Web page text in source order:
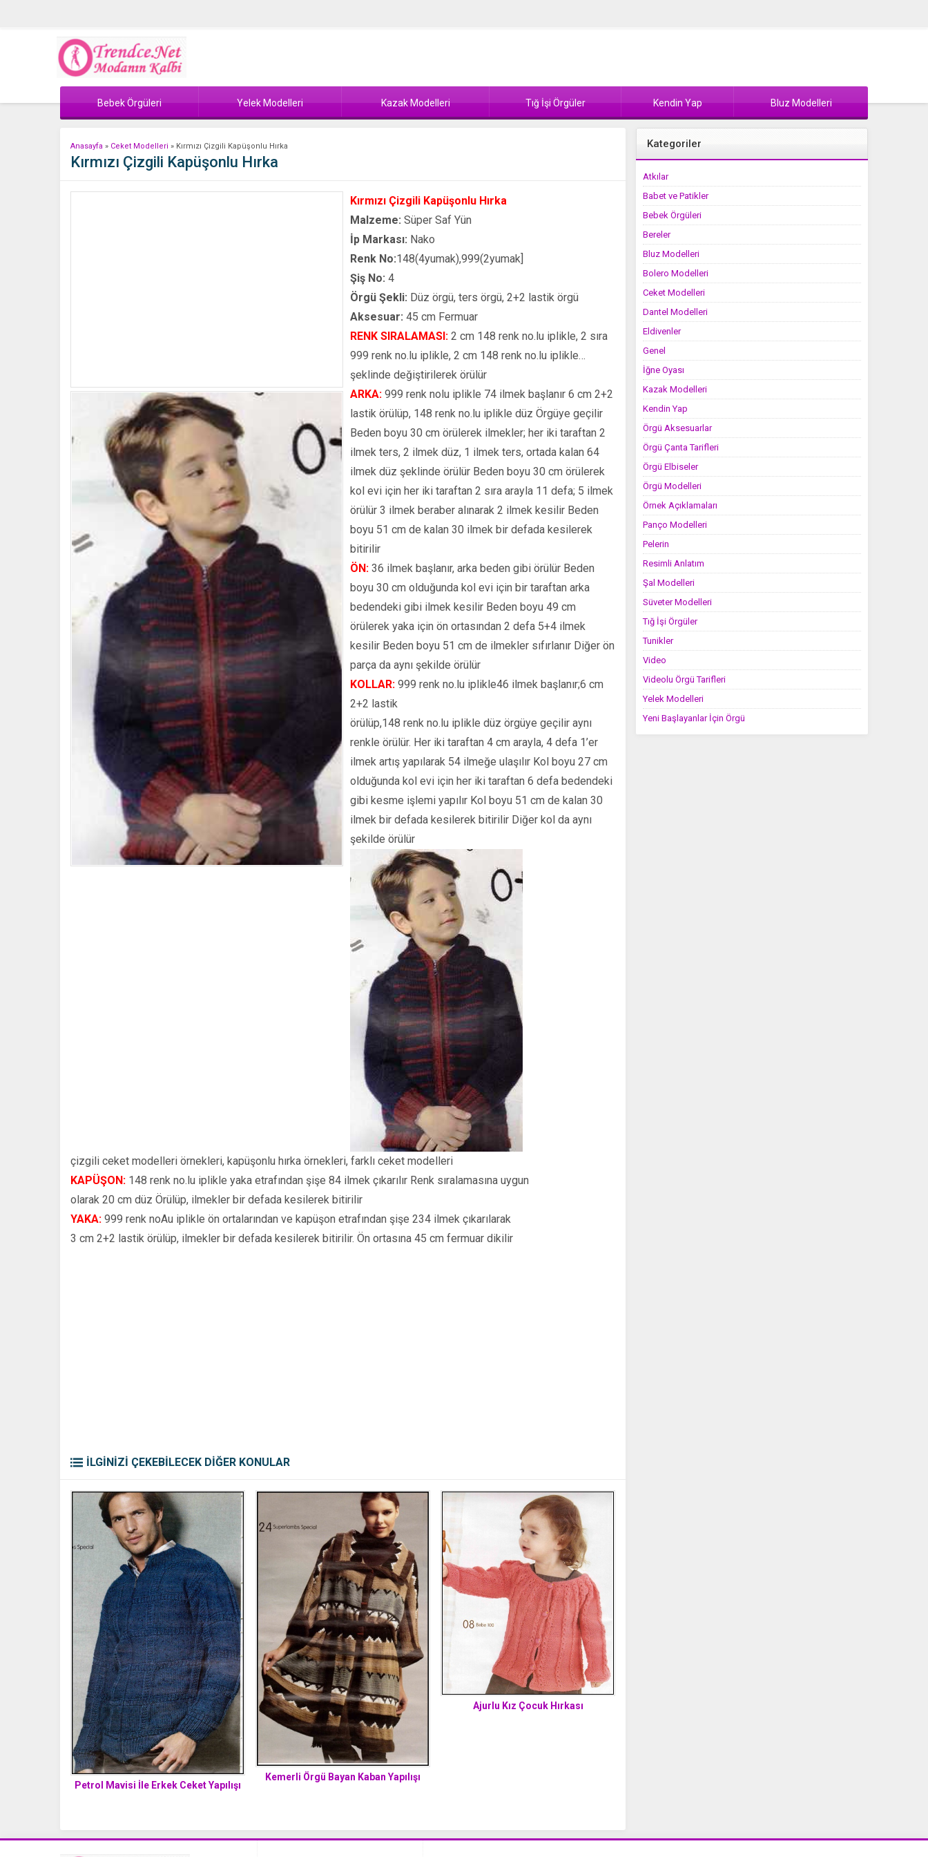
Bebek Örgüleri Yelek Modelleri Kazak Modelleri Tığ İşi Örgüler Kendin Yap Bluz Modelleri
Anasayfa » Ceket Modelleri » Kırmızı Çizgili Kapüşonlu Hırka
Kırmızı Çizgili Kapüşonlu Hırka
Kırmızı Çizgili Kapüşonlu Hırka
Malzeme: Süper Saf Yün
İp Markası: Nako
Renk No:148(4yumak),999(2yumak]
Şiş No: 4
Örgü Şekli: Düz örgü, ters örgü, 2+2 lastik örgü
Aksesuar: 45 cm Fermuar
RENK SIRALAMASI:2 cm 148 renk no.lu iplikle, 2 sıra
999 renk no.lu iplikle, 2 cm 148 renk no.lu iplikle…
şeklinde değiştirilerek örülür
ARKA:999 renk nolu iplikle 74 ilmek başlanır 6 cm 2+2
lastik örülüp, 148 renk no.lu iplikle düz Örgüye geçilir
Beden boyu 30 cm örülerek ilmekler; her iki taraftan 2
ilmek ters, 2 ilmek düz, 1 ilmek ters, ortada kalan 64
ilmek düz şeklinde örülür Beden boyu 30 cm örülerek
kol evi için her iki taraftan 2 sıra arayla 11 defa; 5 ilmek
örülür 3 ilmek beraber alınarak 2 ilmek kesilir Beden
boyu 51 cm de kalan 30 ilmek bir defada kesilerek
bitirilir
ÖN: 36 ilmek başlanır, arka beden gibi örülür Beden
boyu 30 cm olduğunda kol evi için bir taraftan arka
bedendeki gibi ilmek kesilir Beden boyu 49 cm
örülerek yaka için ön ortasından 2 defa 5+4 ilmek
kesilir Beden boyu 51 cm de ilmekler sıfırlanır Diğer ön
parça da aynı şekilde örülür
KOLLAR:999 renk no.lu iplikle46 ilmek başlanır;6 cm
2+2 lastik
örülüp,148 renk no.lu iplikle düz örgüye geçilir aynı
renkle örülür. Her iki taraftan 4 cm arayla, 4 defa 1’er
ilmek artış yapılarak 54 ilmeğe ulaşılır Kol boyu 27 cm
olduğunda kol evi için her iki taraftan 6 defa bedendeki
gibi kesme işlemi yapılır Kol boyu 51 cm de kalan 30
ilmek bir defada kesilerek bitirilir Diğer kol da aynı
şekilde örülür
çizgili ceket modelleri örnekleri, kapüşonlu hırka örnekleri, farklı ceket modelleri
KAPÜŞON: 148 renk no.lu iplikle yaka etrafından şişe 84 ilmek çıkarılır Renk sıralamasına uygun
olarak 20 cm düz Örülüp, ilmekler bir defada kesilerek bitirilir
YAKA: 999 renk noAu iplikle ön ortalarından ve kapüşon etrafından şişe 234 ilmek çıkarılarak
3 cm 2+2 lastik örülüp, ilmekler bir defada kesilerek bitirilir. Ön ortasına 45 cm fermuar dikilir
İLGİNİZİ ÇEKEBİLECEK DİĞER KONULAR
Petrol Mavisi İle Erkek Ceket Yapılışı
Kemerli Örgü Bayan Kaban Yapılışı
Ajurlu Kız Çocuk Hırkası
Kategoriler
Atkılar
Babet ve Patikler
Bebek Örgüleri
Bereler
Bluz Modelleri
Bolero Modelleri
Ceket Modelleri
Dantel Modelleri
Eldivenler
Genel
İğne Oyası
Kazak Modelleri
Kendin Yap
Örgü Aksesuarlar
Örgü Çanta Tarifleri
Örgü Elbiseler
Örgü Modelleri
Örnek Açıklamaları
Panço Modelleri
Pelerin
Resimli Anlatım
Şal Modelleri
Süveter Modelleri
Tığ İşi Örgüler
Tunikler
Video
Videolu Örgü Tarifleri
Yelek Modelleri
Yeni Başlayanlar İçin Örgü